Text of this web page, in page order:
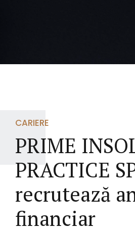
CARIERE
PRIME
PRACTICE
recrutează
financiar